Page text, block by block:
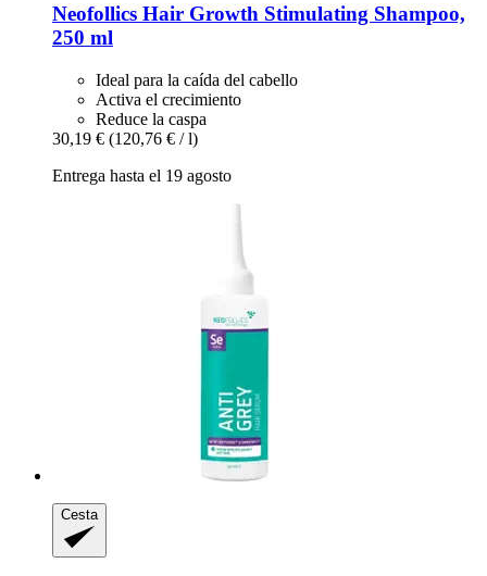
Neofollics Hair Growth Stimulating Shampoo,
250 ml
Ideal para la caída del cabello
Activa el crecimiento
Reduce la caspa
30,19 € (120,76 € / l)
Entrega hasta el 19 agosto
Cesta